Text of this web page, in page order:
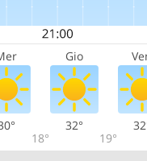
Gio
18°
32°
19°